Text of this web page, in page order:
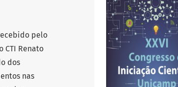
pelo
CTI Renato
dos
nas